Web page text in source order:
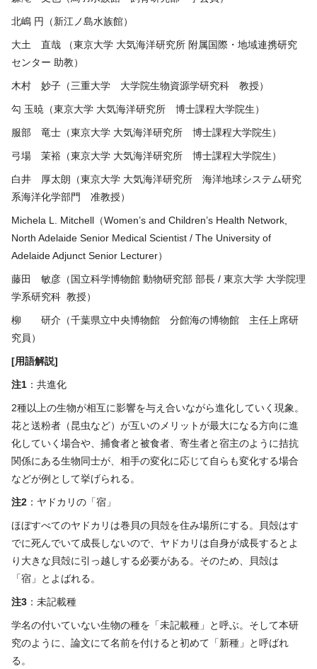
北嶋 円（新江ノ島水族館）
大土 直哉 （東京大学 大気海洋研究所 附属国際・地域連携研究
センター 助教）
木村 妙子（三重大学 大学院生物資源学研究科 教授）
勾 玉暁（東京大学 大気海洋研究所 博士課程大学院生）
服部 竜士（東京大学 大気海洋研究所 博士課程大学院生）
弓場 茉裕（東京大学 大気海洋研究所 博士課程大学院生）
白井 厚太朗（東京大学 大気海洋研究所 海洋地球システム研究
系海洋化学部門 准教授）
Michela L. Mitchell（Women’s and Children’s Health Network,
North Adelaide Senior Medical Scientist / The University of
Adelaide Adjunct Senior Lecturer）
藤田 敏彦（国立科学博物館 動物研究部 部長 / 東京大学 大学院理
学系研究科 教授）
柳 研介（千葉県立中央博物館 分館海の博物館 主任上席研
究員）
[用語解説]
注1 ：共進化
2種以上の生物が相互に影響を与え合いながら進化していく現象。
花と送粉者（昆虫など）が互いのメリットが最大になる方向に進
化していく場合や、捕食者と被食者、寄生者と宿主のように拮抗
関係にある生物同士が、相手の変化に応じて自らも変化する場合
などが例として挙げられる。
注2 ：ヤドカリの「宿」
ほぼすべてのヤドカリは巻貝の貝殻を住み場所にする。貝殻はす
でに死んでいて成長しないので、ヤドカリは自身が成長するとよ
り大きな貝殻に引っ越しする必要がある。そのため、貝殻は
「宿」とよばれる。
注3 ：未記載種
学名の付いていない生物の種を「未記載種」と呼ぶ。そして本研
究のように、論文にて名前を付けると初めて「新種」と呼ばれ
る。